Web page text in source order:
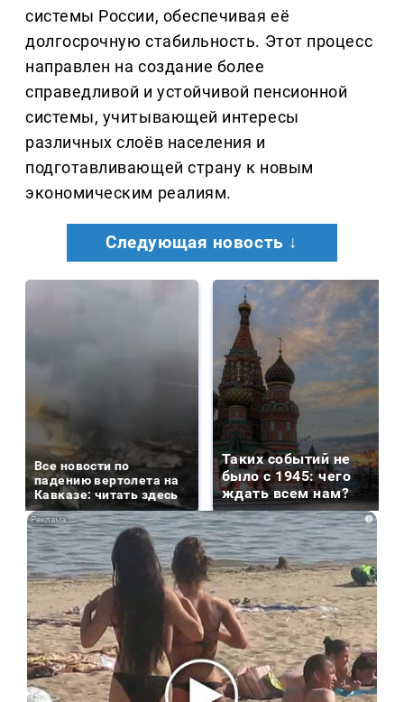
системы России, обеспечивая её
долгосрочную стабильность. Этот процесс
направлен на создание более
справедливой и устойчивой пенсионной
системы, учитывающей интересы
различных слоёв населения и
подготавливающей страну к новым
экономическим реалиям.
Следующая новость ↓
Все новости по
падению вертолета на
Кавказе: читать здесь
Таких событий не
было с 1945: чего
ждать всем нам?
i